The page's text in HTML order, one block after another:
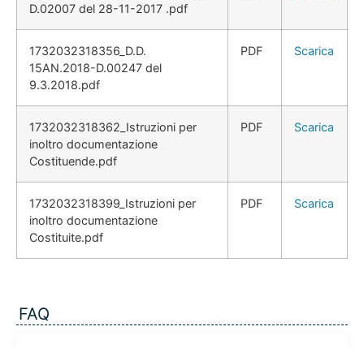
D.02007 del 28-11-2017 .pdf
1732032318356_D.D.
15AN.2018-D.00247 del
9.3.2018.pdf
PDF Scarica
1732032318362_Istruzioni per
inoltro documentazione
Costituende.pdf
PDF Scarica
1732032318399_Istruzioni per
inoltro documentazione
Costituite.pdf
PDF Scarica
FAQ